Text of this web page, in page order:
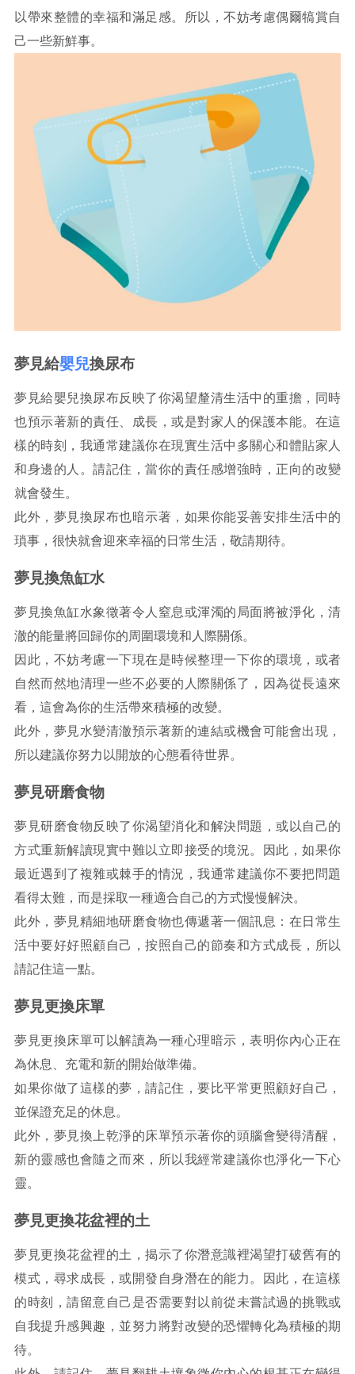
以帶來整體的幸福和滿足感。所以，不妨考慮偶爾犒賞自
己一些新鮮事。
夢見給嬰兒換尿布
夢見給嬰兒換尿布反映了你渴望釐清生活中的重擔，同時
也預示著新的責任、成長，或是對家人的保護本能。在這
樣的時刻，我通常建議你在現實生活中多關心和體貼家人
和身邊的人。請記住，當你的責任感增強時，正向的改變
就會發生。
此外，夢見換尿布也暗示著，如果你能妥善安排生活中的
瑣事，很快就會迎來幸福的日常生活，敬請期待。
夢見換魚缸水
夢見換魚缸水象徵著令人窒息或渾濁的局面將被淨化，清
澈的能量將回歸你的周圍環境和人際關係。
因此，不妨考慮一下現在是時候整理一下你的環境，或者
自然而然地清理一些不必要的人際關係了，因為從長遠來
看，這會為你的生活帶來積極的改變。
此外，夢見水變清澈預示著新的連結或機會可能會出現，
所以建議你努力以開放的心態看待世界。
夢見研磨食物
夢見研磨食物反映了你渴望消化和解決問題，或以自己的
方式重新解讀現實中難以立即接受的境況。因此，如果你
最近遇到了複雜或棘手的情況，我通常建議你不要把問題
看得太難，而是採取一種適合自己的方式慢慢解決。
此外，夢見精細地研磨食物也傳遞著一個訊息：在日常生
活中要好好照顧自己，按照自己的節奏和方式成長，所以
請記住這一點。
夢見更換床單
夢見更換床單可以解讀為一種心理暗示，表明你內心正在
為休息、充電和新的開始做準備。
如果你做了這樣的夢，請記住，要比平常更照顧好自己，
並保證充足的休息。
此外，夢見換上乾淨的床單預示著你的頭腦會變得清醒，
新的靈感也會隨之而來，所以我經常建議你也淨化一下心
靈。
夢見更換花盆裡的土
夢見更換花盆裡的土，揭示了你潛意識裡渴望打破舊有的
模式，尋求成長，或開發自身潛在的能力。因此，在這樣
的時刻，請留意自己是否需要對以前從未嘗試過的挑戰或
自我提升感興趣，並努力將對改變的恐懼轉化為積極的期
待。